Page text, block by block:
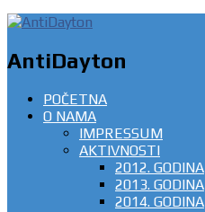
AntiDayton
POČETNA
O NAMA
IMPRESSUM
AKTIVNOSTI
2012. GODINA
2013. GODINA
2014. GODINA